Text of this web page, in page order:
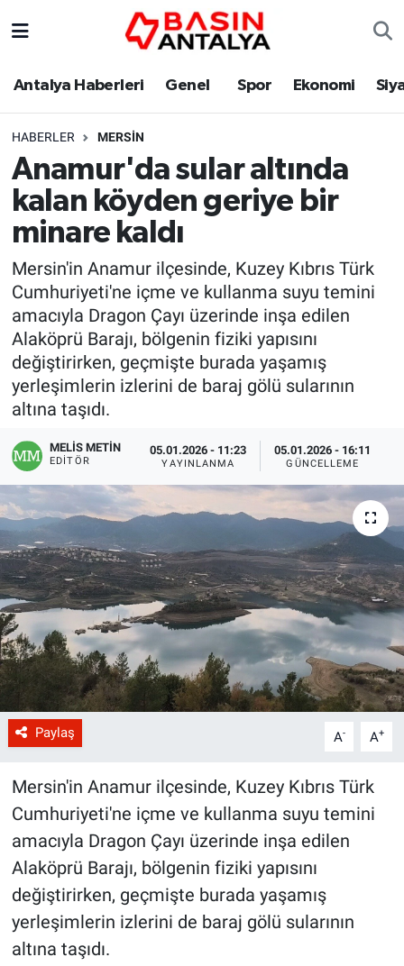
Antalya Haberleri Genel Spor Ekonomi
HABERLER MERSIN
Anamur'da sular altında
kalan köyden geriye bir
minare kaldı
Mersin'in Anamur ilçesinde, Kuzey Kıbrıs Türk
Cumhuriyeti'ne içme ve kullanma suyu temini
amacıyla Dragon Çayı üzerinde inşa edilen
Alaköprü Barajı, bölgenin fiziki yapısını
değiştirirken, geçmişte burada yaşamış
yerleşimlerin izlerini de baraj gölü sularının
altına taşıdı.
MELİS METİN
EDITÖR
05.01.2026 - 11:23
YAYINLANMA
05.01.2026 - 16:11
GÜNCELLEME
Paylaş A- A+
Mersin'in Anamur ilçesinde, Kuzey Kıbrıs Türk
Cumhuriyeti'ne içme ve kullanma suyu temini
amacıyla Dragon Çayı üzerinde inşa edilen
Alaköprü Barajı, bölgenin fiziki yapısını
değiştirirken, geçmişte burada yaşamış
yerleşimlerin izlerini de baraj gölü sularının
altına taşıdı.